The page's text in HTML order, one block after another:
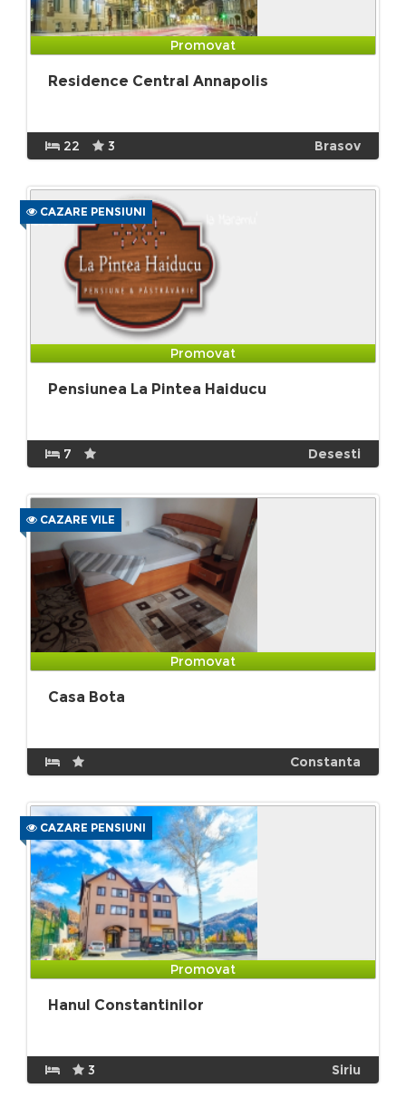
Promovat
Residence Central Annapolis
22 3 Brasov
CAZARE PENSIUNI
Promovat
Pensiunea La Pintea Haiducu
7 Desesti
CAZARE VILE
Promovat
Casa Bota
Constanta
CAZARE PENSIUNI
Promovat
Hanul Constantinilor
3 Siriu